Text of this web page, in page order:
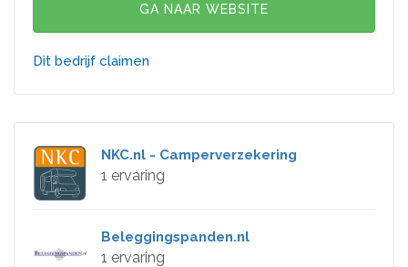
GA NAAR WEBSITE
Dit bedrijf claimen
NKC.nl - Camperverzekering
1 ervaring
Beleggingspanden.nl
1 ervaring